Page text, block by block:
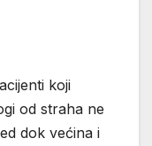
koji
od straha ne
dok većina i